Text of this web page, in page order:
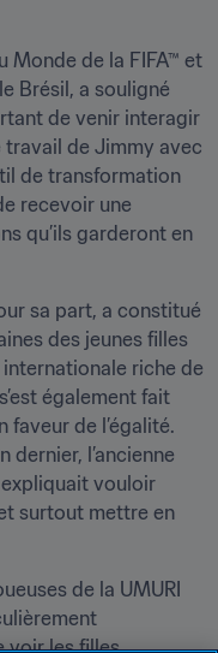
Monde de la FIFA™ et
Brésil, a souligné
de venir interagir
de Jimmy avec
de transformation
recevoir une
qu’ils garderont en
sa part, a constitué
des jeunes filles
internationale riche de
également fait
de l’égalité.
dernier, l’ancienne
expliquait vouloir
surtout mettre en
de la UMURI
voir les filles